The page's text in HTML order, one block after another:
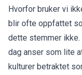
Hvorfor bruker vi
blir ofte oppfattet
dette stemmer
dag anser som lite
kulturer betraktet